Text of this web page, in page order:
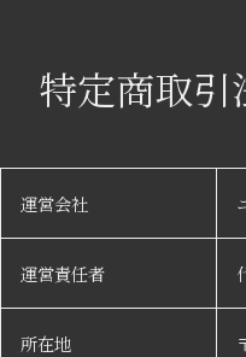
特定商取引
運営会社
運営責任者
所在地